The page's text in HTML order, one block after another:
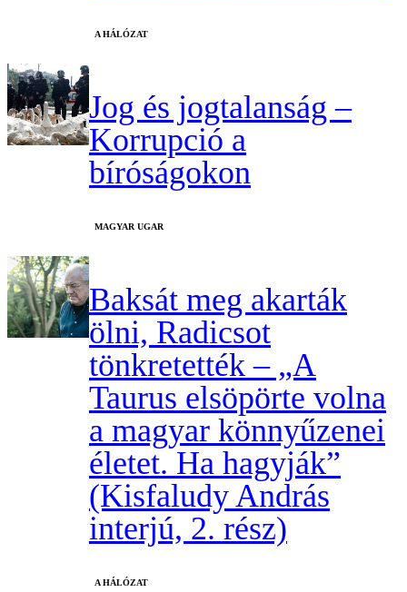
A HÁLÓZAT
Jog és jogtalanság –
Korrupció a
bíróságokon
MAGYAR UGAR
Baksát meg akarták
ölni, Radicsot
tönkretették – „A
Taurus elsöpörte volna
a magyar könnyűzenei
életet. Ha hagyják”
(Kisfaludy András
interjú, 2. rész)
A HÁLÓZAT